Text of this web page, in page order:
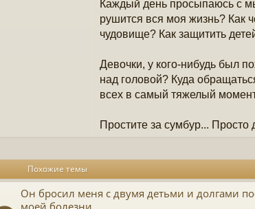
Каждый день просыпаюсь с
рушится вся моя жизнь? Как
чудовище? Как защитить
Девочки, у кого-нибудь был
над головой? Куда
всех в самый тяжелый
Простите за сумбур...
Похожие темы
Он бросил меня с двумя детьми и долгами
моей болезни